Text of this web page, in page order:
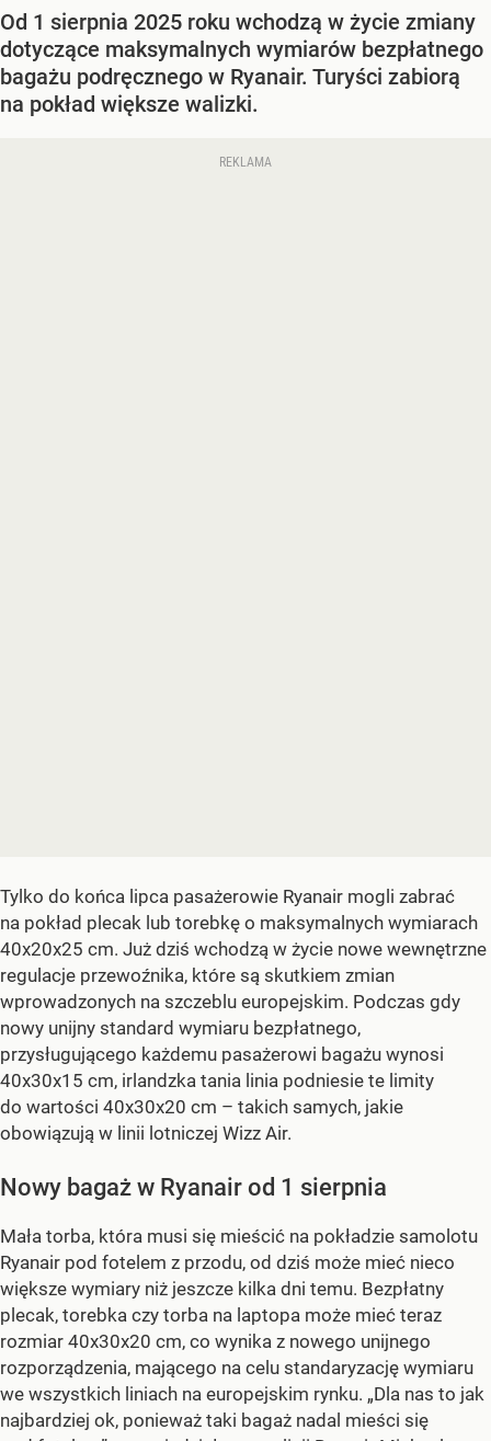
Od 1 sierpnia 2025 roku wchodzą w życie zmiany
dotyczące maksymalnych wymiarów bezpłatnego
bagażu podręcznego w Ryanair. Turyści zabiorą
na pokład większe walizki.
Tylko do końca lipca pasażerowie Ryanair mogli zabrać
na pokład plecak lub torebkę o maksymalnych wymiarach
40x20x25 cm. Już dziś wchodzą w życie nowe wewnętrzne
regulacje przewoźnika, które są skutkiem zmian
wprowadzonych na szczeblu europejskim. Podczas gdy
nowy unijny standard wymiaru bezpłatnego,
przysługującego każdemu pasażerowi bagażu wynosi
40x30x15 cm, irlandzka tania linia podniesie te limity
do wartości 40x30x20 cm – takich samych, jakie
obowiązują w linii lotniczej Wizz Air.
Nowy bagaż w Ryanair od 1 sierpnia
Mała torba, która musi się mieścić na pokładzie samolotu
Ryanair pod fotelem z przodu, od dziś może mieć nieco
większe wymiary niż jeszcze kilka dni temu. Bezpłatny
plecak, torebka czy torba na laptopa może mieć teraz
rozmiar 40x30x20 cm, co wynika z nowego unijnego
rozporządzenia, mającego na celu standaryzację wymiaru
we wszystkich liniach na europejskim rynku. „Dla nas to jak
najbardziej ok, ponieważ taki bagaż nadal mieści się